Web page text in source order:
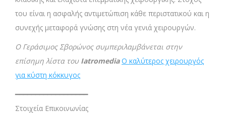
του είναι η ασφαλής αντιμετώπιση κάθε περιστατικού και η
συνεχής μεταφορά γνώσης στη νέα γενιά χειρουργών.
Ο Γεράσιμος Σβορώνος συμπεριλαμβάνεται στην
επίσημη λίστα του IatromediaΟ καλύτερος χειρουργός
για κύστη κόκκυγος
━━━━━━━━━━━━━━━━━━
Στοιχεία Επικοινωνίας